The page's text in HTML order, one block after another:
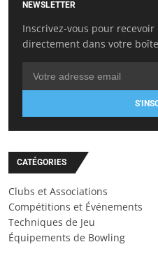
NEWSLETTER
Inscrivez-vous pour
directement dans votre
CATÉGORIES
Clubs et Associations
Compétitions et Événements
Techniques de Jeu
Équipements de Bowling